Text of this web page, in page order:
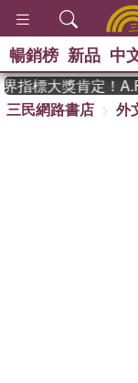
暢銷榜 新品 中
指標大獎肯定！
三民網路書店
外